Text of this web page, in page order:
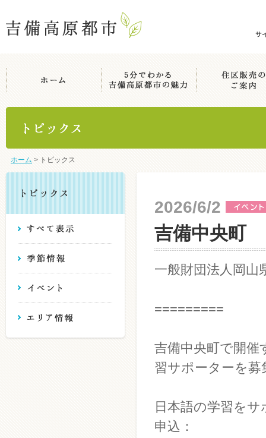
ホーム > トピックス
2026/6/2
吉備中央町
一般財団法人岡山
=========
吉備中央町で開
習サポーターを募
日本語の学習を
申込：